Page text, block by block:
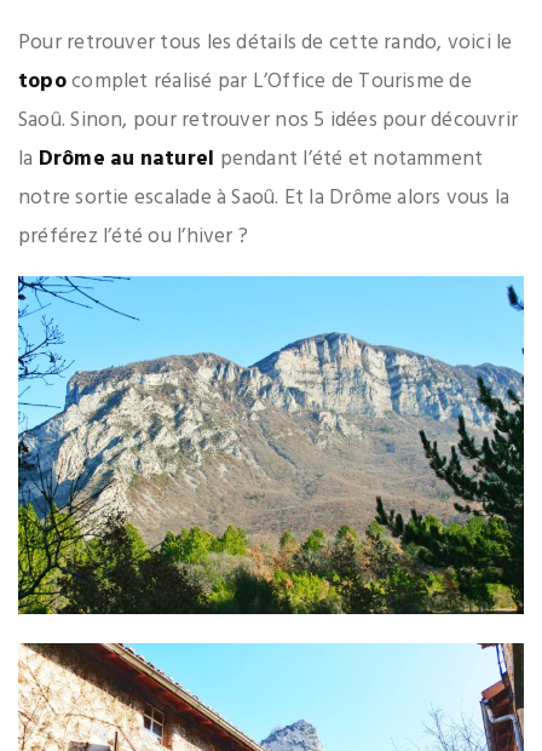
Pour retrouver tous les détails de cette rando, voici le
topocomplet réalisé par L’Office de Tourisme de
Saoû. Sinon, pour retrouver nos 5 idées pour découvrir
la Drôme au naturel pendant l’été et notamment
notre sortie escalade à Saoû. Et la Drôme alors vous la
préférez l’été ou l’hiver ?